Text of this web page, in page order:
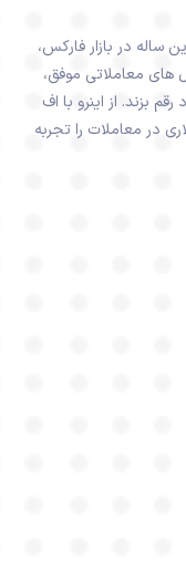
در بازار فارکس،
های معاملاتی موفق،
بزند. از اینرو با اف
در معاملات را تجربه